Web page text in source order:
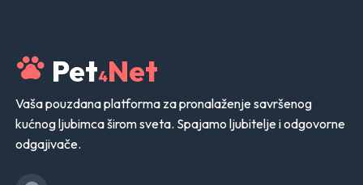
Pet4Net
Vaša pouzdana platforma za pronalaženje savršenog
kućnog ljubimca širom sveta. Spajamo ljubitelje i odgovorne
odgajivače.